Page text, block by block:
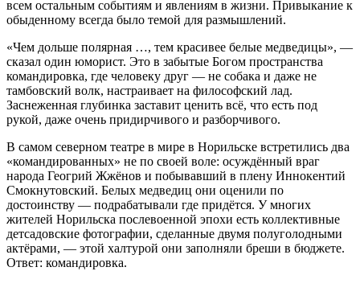
всем остальным событиям и явлениям в жизни. Привыкание к
обыденному всегда было темой для размышлений.
«Чем дольше полярная …, тем красивее белые медведицы», —
сказал один юморист. Это в забытые Богом пространства
командировка, где человеку друг — не собака и даже не
тамбовский волк, настраивает на философский лад.
Заснеженная глубинка заставит ценить всё, что есть под
рукой, даже очень придирчивого и разборчивого.
В самом северном театре в мире в Норильске встретились два
«командированных» не по своей воле: осуждённый враг
народа Геогрий Жжёнов и побывавший в плену Иннокентий
Смокнутовский. Белых медведиц они оценили по
достоинству — подрабатывали где придётся. У многих
жителей Норильска послевоенной эпохи есть коллективные
детсадовские фотографии, сделанные двумя полуголодными
актёрами, — этой халтурой они заполняли бреши в бюджете.
Ответ: командировка.